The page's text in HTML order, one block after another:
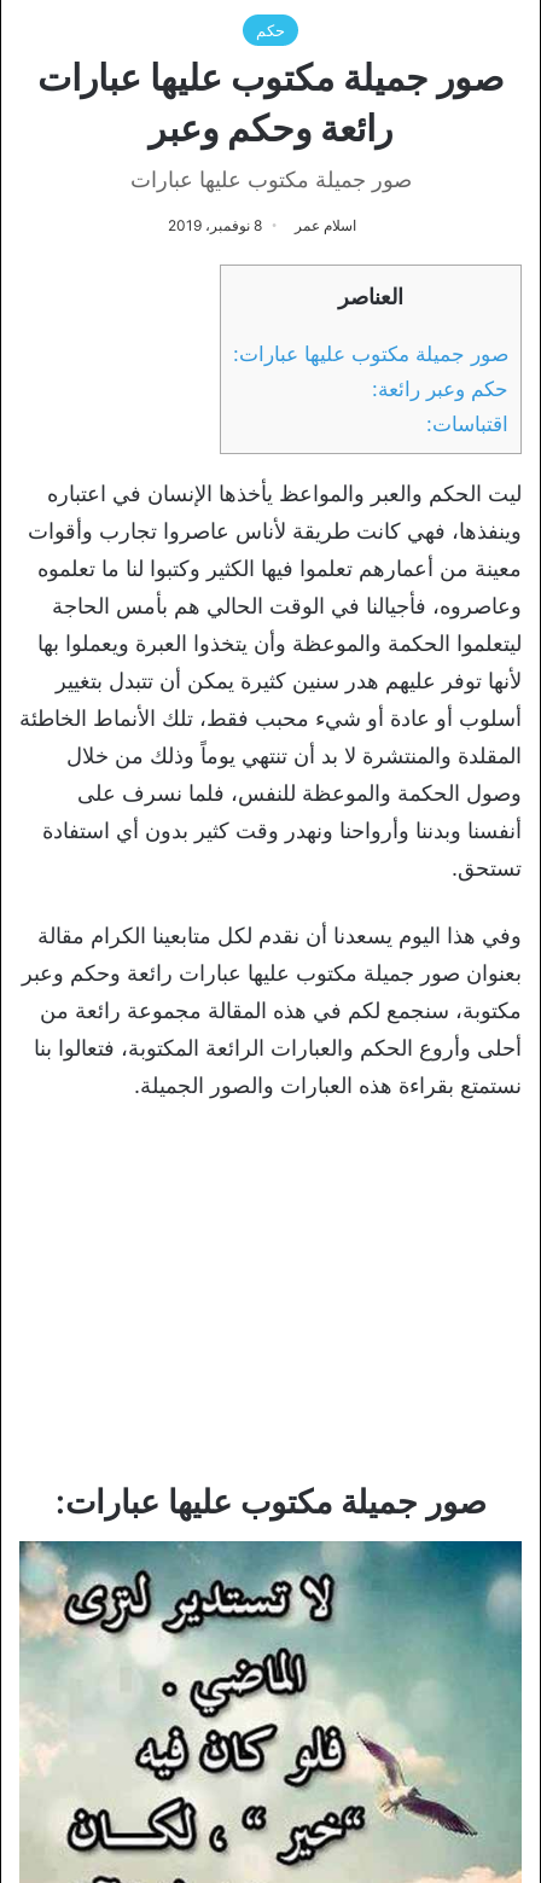
حكم
صور جميلة مكتوب عليها عبارات
رائعة وحكم وعبر
صور جميلة مكتوب عليها عبارات
اسلام عمر 8 نوفمبر، 2019
العناصر
صور جميلة مكتوب عليها عبارات:
حكم وعبر رائعة:
اقتباسات:
ليت الحكم والعبر والمواعظ يأخذها الإنسان في اعتباره
وينفذها، فهي كانت طريقة لأناس عاصروا تجارب وأقوات
معينة من أعمارهم تعلموا فيها الكثير وكتبوا لنا ما تعلموه
وعاصروه، فأجيالنا في الوقت الحالي هم بأمس الحاجة
ليتعلموا الحكمة والموعظة وأن يتخذوا العبرة ويعملوا بها
لأنها توفر عليهم هدر سنين كثيرة يمكن أن تتبدل بتغيير
أسلوب أو عادة أو شيء محبب فقط، تلك الأنماط الخاطئة
المقلدة والمنتشرة لا بد أن تنتهي يوماً وذلك من خلال
وصول الحكمة والموعظة للنفس، فلما نسرف على
أنفسنا وبدننا وأرواحنا ونهدر وقت كثير بدون أي استفادة
تستحق.
وفي هذا اليوم يسعدنا أن نقدم لكل متابعينا الكرام مقالة
بعنوان صور جميلة مكتوب عليها عبارات رائعة وحكم وعبر
مكتوبة، سنجمع لكم في هذه المقالة مجموعة رائعة من
أحلى وأروع الحكم والعبارات الرائعة المكتوبة، فتعالوا بنا
نستمتع بقراءة هذه العبارات والصور الجميلة.
صور جميلة مكتوب عليها عبارات: